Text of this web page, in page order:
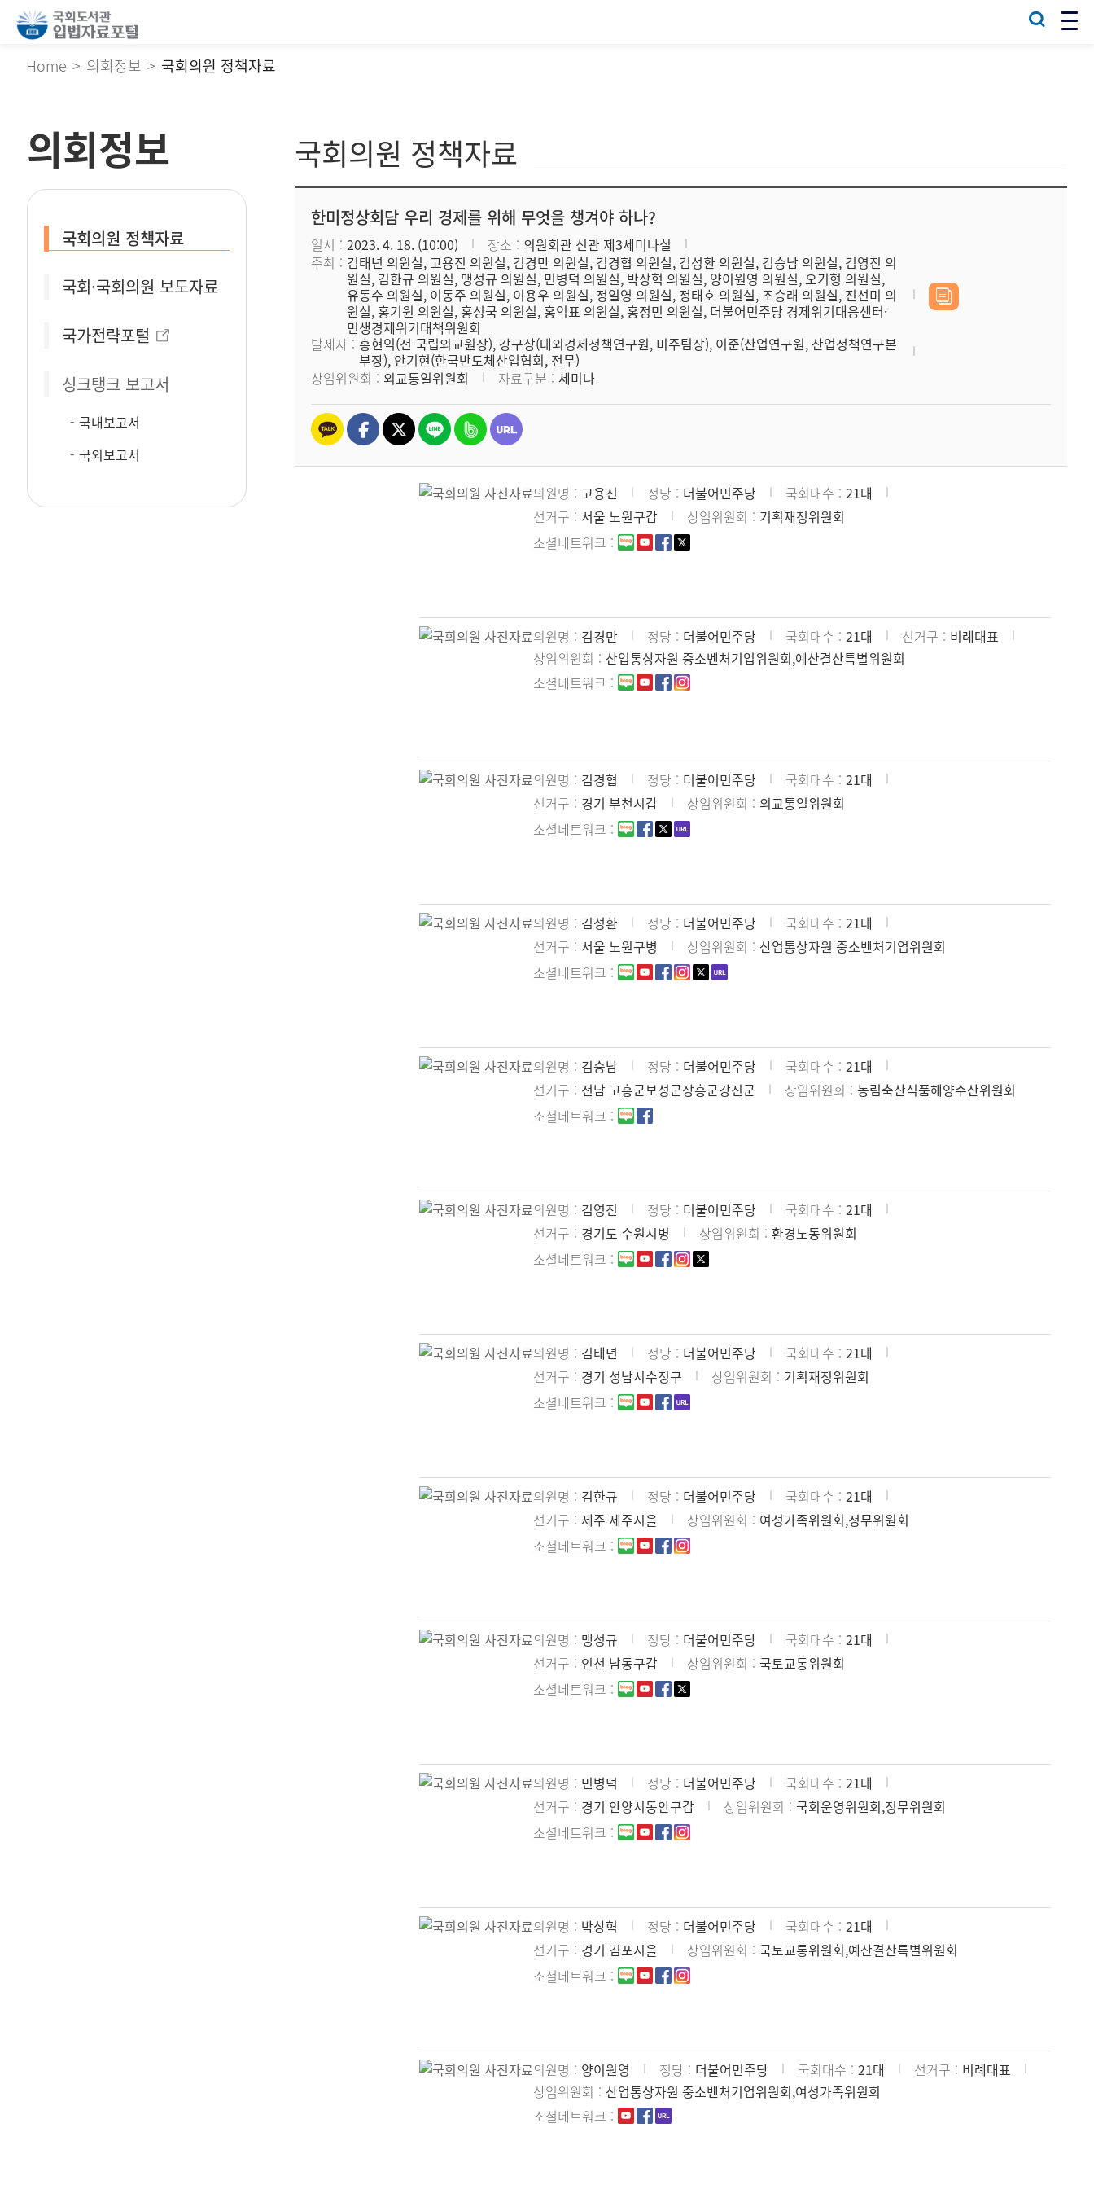
Home 의회정보 국회의원 정책자료
의회정보
국회의원 정책자료
국회·국회의원 보도자료
국가전략포털
싱크탱크 보고서
국내보고서
국외보고서
국회의원 정책자료
한미정상회담 우리 경제를 위해 무엇을 챙겨야 하나?
일시 2023. 4. 18. (10:00) 장소
의원회관 신관 제3세미나실
주최
김태년 의원실, 고용진 의원실, 김경만 의원실, 김경협 의원실, 김성환 의원실, 김승남 의원실, 김영진 의
원실, 김한규 의원실, 맹성규 의원실, 민병덕 의원실, 박상혁 의원실, 양이원영 의원실, 오기형 의원실,
유동수 의원실, 이동주 의원실, 이용우 의원실, 정일영 의원실, 정태호 의원실, 조승래 의원실, 진선미 의
원실, 홍기원 의원실, 홍성국 의원실, 홍익표 의원실, 홍정민 의원실, 더불어민주당 경제위기대응센터·
민생경제위기대책위원회
발제자
홍현익(전 국립외교원장), 강구상(대외경제정책연구원, 미주팀장), 이준(산업연구원, 산업정책연구본
부장), 안기현(한국반도체산업협회, 전무)
상임위원회
외교통일위원회 자료구분 세미나
의원명 고용진 정당 더불어민주당 국회대수
21대
선거구
서울 노원구갑 상임위원회
기획재정위원회
소셜네트워크
의원명 김경만 정당 더불어민주당 국회대수 21대 선거구
비례대표
상임위원회
산업통상자원 중소벤처기업위원회,예산결산특별위원회
소셜네트워크
의원명 김경협 정당 더불어민주당 국회대수
21대
선거구
경기 부천시갑 상임위원회
외교통일위원회
소셜네트워크
의원명 김성환 정당 더불어민주당 국회대수
21대
선거구
서울 노원구병 상임위원회
산업통상자원 중소벤처기업위원회
소셜네트워크
의원명 김승남 정당 더불어민주당 국회대수
21대
선거구
전남 고흥군보성군장흥군강진군 상임위원회
농림축산식품해양수산위원회
소셜네트워크
의원명 김영진 정당 더불어민주당 국회대수
21대
선거구
경기도 수원시병 상임위원회
환경노동위원회
소셜네트워크
의원명 김태년 정당 더불어민주당 국회대수
21대
선거구
경기 성남시수정구 상임위원회
기획재정위원회
소셜네트워크
의원명 김한규 정당 더불어민주당 국회대수
21대
선거구
제주 제주시을 상임위원회
여성가족위원회,정무위원회
소셜네트워크
의원명 맹성규 정당 더불어민주당 국회대수
21대
선거구
인천 남동구갑 상임위원회
국토교통위원회
소셜네트워크
의원명 민병덕 정당 더불어민주당 국회대수
21대
선거구
경기 안양시동안구갑 상임위원회
국회운영위원회,정무위원회
소셜네트워크
의원명 박상혁 정당 더불어민주당 국회대수
21대
선거구
경기 김포시을 상임위원회
국토교통위원회,예산결산특별위원회
소셜네트워크
의원명 양이원영 정당 더불어민주당 국회대수 21대 선거구
비례대표
상임위원회
산업통상자원 중소벤처기업위원회,여성가족위원회
소셜네트워크